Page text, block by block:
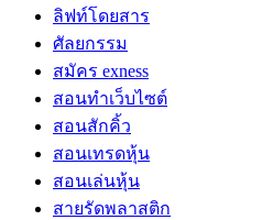
ลิฟท์โดยสาร
ศัลยกรรม
สมัคร exness
สอนทำเว็บไซต์
สอนสักคิ้ว
สอนเทรดหุ้น
สอนเล่นหุ้น
สายรัดพลาสติก